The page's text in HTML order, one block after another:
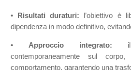
• Risultati duraturi: l’obiettivo è
dipendenza in modo definitivo,
• Approccio integrato: il
contemporaneamente sul
comportamento, garantendo una